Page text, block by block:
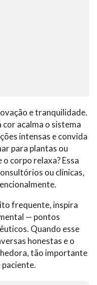
e tranquilidade.
acalma o sistema
intensas e convida
para plantas ou
corpo relaxa? Essa
ou clínicas,
frequente, inspira
— pontos
Quando esse
honestas e o
tão importante